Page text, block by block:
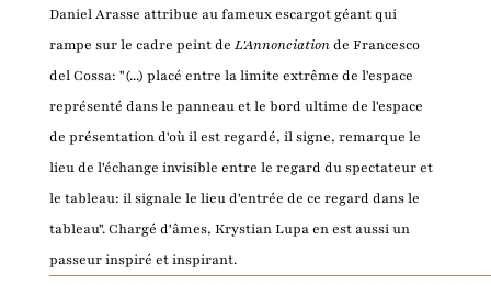
Daniel Arasse attribue au fameux escargot géant qui
rampe sur le cadre peint de L'Annonciationde Francesco
del Cossa: "(...) placé entre la limite extrême de l'espace
représenté dans le panneau et le bord ultime de l'espace
de présentation d'où il est regardé, il signe, remarque le
lieu de l'échange invisible entre le regard du spectateur et
le tableau: il signale le lieu d'entrée de ce regard dans le
tableau". Chargé d'âmes, Krystian Lupa en est aussi un
passeur inspiré et inspirant.